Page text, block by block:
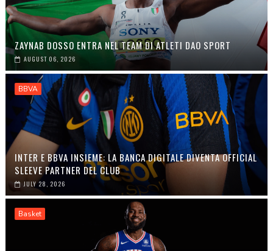
ZAYNAB DOSSO ENTRA NEL TEAM DI ATLETI DAO SPORT
AUGUST 06, 2026
BBVA
INTER E BBVA INSIEME: LA BANCA DIGITALE DIVENTA OFFICIAL
SLEEVE PARTNER DEL CLUB
JULY 28, 2026
Basket